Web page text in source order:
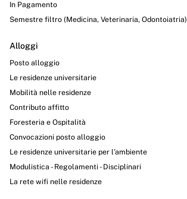
In Pagamento
Semestre filtro (Medicina, Veterinaria, Odontoiatria)
Alloggi
Posto alloggio
Le residenze universitarie
Mobilità nelle residenze
Contributo affitto
Foresteria e Ospitalità
Convocazioni posto alloggio
Le residenze universitarie per l’ambiente
Modulistica - Regolamenti - Disciplinari
La rete wifi nelle residenze